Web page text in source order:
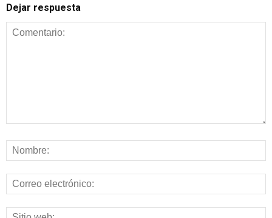
Dejar respuesta